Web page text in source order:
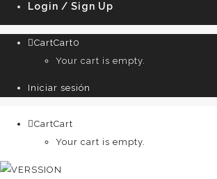
Login / Sign Up
CartCart0
Your cart is empty.
Iniciar sesión
CartCart
Your cart is empty.